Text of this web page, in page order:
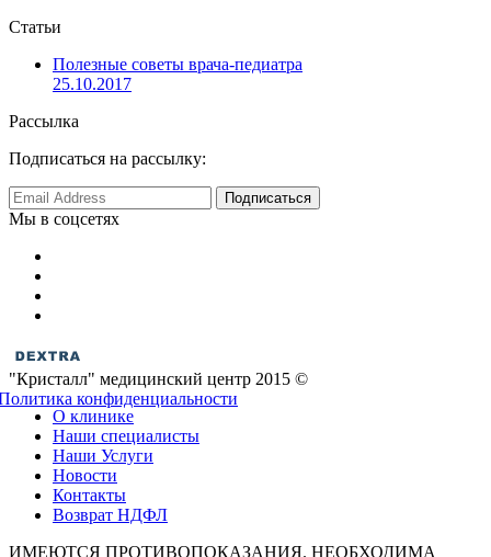
Статьи
Полезные советы врача-педиатра
25.10.2017
Рассылка
Подписаться на рассылку:
Мы в соцсетях
"Кристалл" медицинский центр 2015 ©
конфиденциальности
О клинике
Наши специалисты
Наши Услуги
Новости
Контакты
Возврат НДФЛ
ИМЕЮТСЯ ПРОТИВОПОКАЗАНИЯ. НЕОБХОДИМА